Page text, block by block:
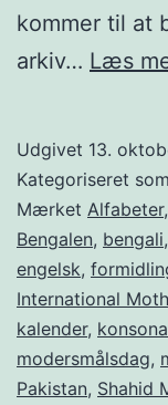
kommer til at
arkiv… Læs
Udgivet 13.
Kategoriseret som
Mærket Alfabeter,
Bengalen, bengali,
engelsk,
International
kalender,
modersmålsdag,
Pakistan, Shahid